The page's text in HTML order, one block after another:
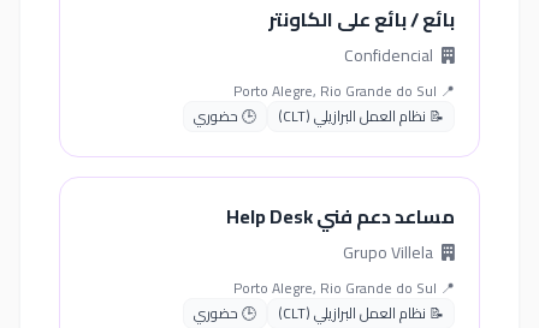
بائع / بائع على الكاونتر
📍 Porto Alegre, Rio Grande do Sul
📝 نظام العمل البرازيلي (CLT)
🕒 حضوري
مساعد دعم فني Help Desk
📍 Porto Alegre, Rio Grande do Sul
📝 نظام العمل البرازيلي (CLT)
🕒 حضوري